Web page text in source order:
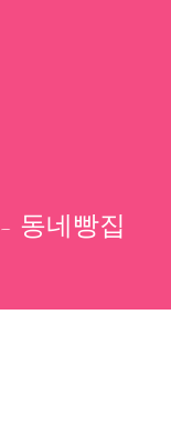
동네빵집